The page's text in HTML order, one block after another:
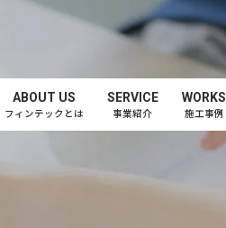
ABOUT US
フィンテックとは
SERVICE
事業紹介
WORKS
施工事例